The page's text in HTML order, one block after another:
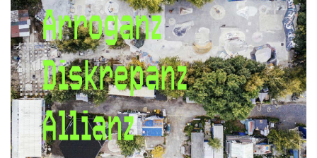
Publikationen
Presse- und Öffentlichkeitsarbeit
Webredaktion
Webseite R:ein